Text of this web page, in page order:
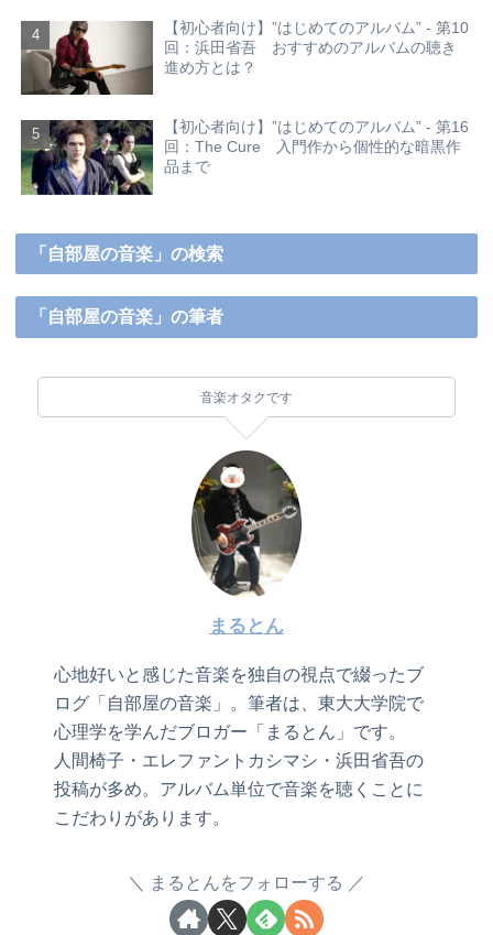
【初心者向け】”はじめてのアルバム” - 第10
回：浜田省吾 おすすめのアルバムの聴き
進め方とは？
【初心者向け】”はじめてのアルバム” - 第16
回：The Cure 入門作から個性的な暗黒作
品まで
「自部屋の音楽」の検索
「自部屋の音楽」の筆者
音楽オタクです
まるとん
心地好いと感じた音楽を独自の視点で綴ったブ
ログ「自部屋の音楽」。筆者は、東大大学院で
心理学を学んだブロガー「まるとん」です。
人間椅子・エレファントカシマシ・浜田省吾の
投稿が多め。アルバム単位で音楽を聴くことに
こだわりがあります。
まるとんをフォローする